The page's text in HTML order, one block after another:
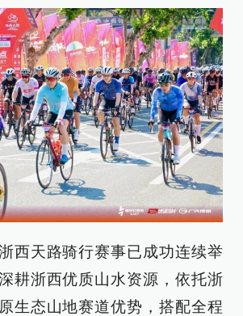
西天路骑行赛事已成功连续举
耕浙西优质山水资源，依托浙
生态山地赛道优势，搭配全程